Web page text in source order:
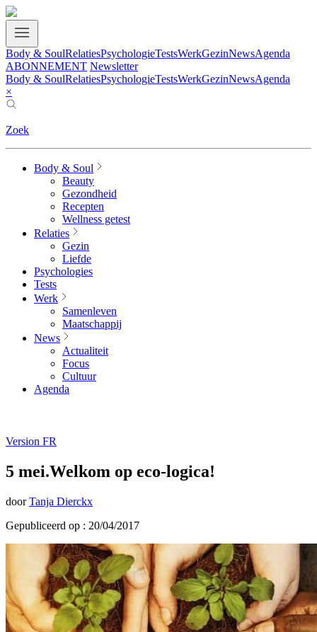
Body & SoulRelatiesPsychologieTestsWerkGezinNewsAgenda
ABONNEMENT Newsletter
Body & SoulRelatiesPsychologieTestsWerkGezinNewsAgenda
×
Zoek
Body & Soul
Beauty
Gezondheid
Recepten
Wellness getest
Relaties
Gezin
Liefde
Psychologies
Tests
Werk
Samenleven
Maatschappij
News
Actualiteit
Focus
Cultuur
Agenda
Version FR
5 mei.Welkom op eco-logica!
door Tanja Dierckx
Gepubliceerd op : 20/04/2017